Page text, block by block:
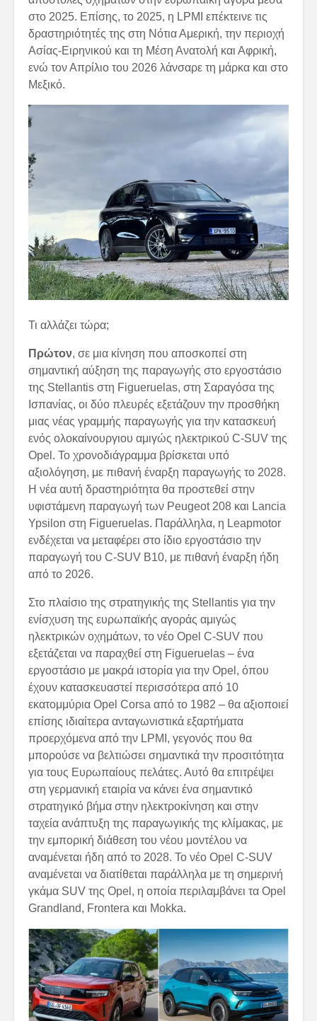
στο 2025. Επίσης, το 2025, η LPMI επέκτεινε τις
δραστηριότητές της στη Νότια Αμερική, την περιοχή
Ασίας-Ειρηνικού και τη Μέση Ανατολή και Αφρική,
ενώ τον Απρίλιο του 2026 λάνσαρε τη μάρκα και στο
Μεξικό.
Τι αλλάζει τώρα;
Πρώτον, σε μια κίνηση που αποσκοπεί στη
σημαντική αύξηση της παραγωγής στο εργοστάσιο
της Stellantis στη Figueruelas, στη Σαραγόσα της
Ισπανίας, οι δύο πλευρές εξετάζουν την προσθήκη
μιας νέας γραμμής παραγωγής για την κατασκευή
ενός ολοκαίνουργιου αμιγώς ηλεκτρικού C-SUV της
Opel. Το χρονοδιάγραμμα βρίσκεται υπό
αξιολόγηση, με πιθανή έναρξη παραγωγής το 2028.
Η νέα αυτή δραστηριότητα θα προστεθεί στην
υφιστάμενη παραγωγή των Peugeot 208 και Lancia
Ypsilon στη Figueruelas. Παράλληλα, η Leapmotor
ενδέχεται να μεταφέρει στο ίδιο εργοστάσιο την
παραγωγή του C-SUV B10, με πιθανή έναρξη ήδη
από το 2026.
Στο πλαίσιο της στρατηγικής της Stellantis για την
ενίσχυση της ευρωπαϊκής αγοράς αμιγώς
ηλεκτρικών οχημάτων, το νέο Opel C-SUV που
εξετάζεται να παραχθεί στη Figueruelas – ένα
εργοστάσιο με μακρά ιστορία για την Opel, όπου
έχουν κατασκευαστεί περισσότερα από 10
εκατομμύρια Opel Corsa από το 1982 – θα αξιοποιεί
επίσης ιδιαίτερα ανταγωνιστικά εξαρτήματα
προερχόμενα από την LPMI, γεγονός που θα
μπορούσε να βελτιώσει σημαντικά την προσιτότητα
για τους Ευρωπαίους πελάτες. Αυτό θα επιτρέψει
στη γερμανική εταιρία να κάνει ένα σημαντικό
στρατηγικό βήμα στην ηλεκτροκίνηση και στην
ταχεία ανάπτυξη της παραγωγικής της κλίμακας, με
την εμπορική διάθεση του νέου μοντέλου να
αναμένεται ήδη από το 2028. Το νέο Opel C-SUV
αναμένεται να διατίθεται παράλληλα με τη σημερινή
γκάμα SUV της Opel, η οποία περιλαμβάνει τα Opel
Grandland, Frontera και Mokka.